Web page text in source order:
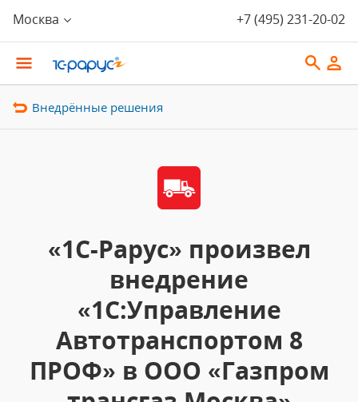
Москва +7 (495) 231-20-02
Внедрённые решения
«1С-Рарус» произвел
внедрение
«1С:Управление
Автотранспортом 8
ПРОФ» в ООО «Газпром